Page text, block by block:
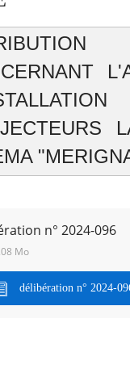
n° 2024-096
Mo
délibération n° 2024-